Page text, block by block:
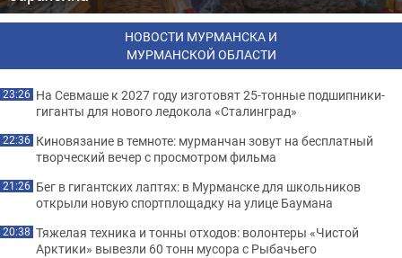
НОВОСТИ МУРМАНСКА И
МУРМАНСКОЙ ОБЛАСТИ
23:26 На Севмаше к 2027 году изготовят 25-тонные подшипники-
гиганты для нового ледокола «Сталинград»
22:36 Киновязание в темноте: мурманчан зовут на бесплатный
творческий вечер с просмотром фильма
21:26 Бег в гигантских лаптях: в Мурманске для школьников
открыли новую спортплощадку на улице Баумана
20:38 Тяжелая техника и тонны отходов: волонтеры «Чистой
Арктики» вывезли 60 тонн мусора с Рыбачьего